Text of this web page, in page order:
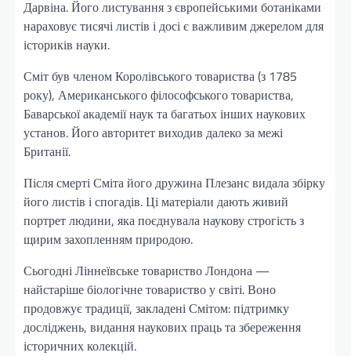
Дарвіна. Його листування з європейськими ботаніками
нараховує тисячі листів і досі є важливим джерелом для
істориків науки.
Сміт був членом Королівського товариства (з 1785
року), Американського філософського товариства,
Баварської академії наук та багатьох інших наукових
установ. Його авторитет виходив далеко за межі
Британії.
Після смерті Сміта його дружина Плезанс видала збірку
його листів і спогадів. Ці матеріали дають живий
портрет людини, яка поєднувала наукову строгість з
щирим захопленням природою.
Сьогодні Ліннеївське товариство Лондона —
найстаріше біологічне товариство у світі. Воно
продовжує традиції, закладені Смітом: підтримку
досліджень, видання наукових праць та збереження
історичних колекцій.